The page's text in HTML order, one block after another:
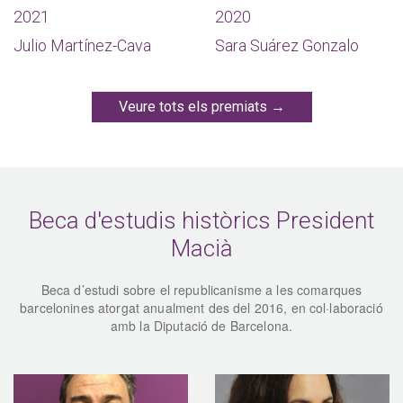
2021
Julio Martínez-Cava
2020
Sara Suárez Gonzalo
Veure tots els premiats →
Beca d'estudis històrics President
Macià
Beca d’estudi sobre el republicanisme a les comarques
barcelonines atorgat anualment des del 2016, en col·laboració
amb la Diputació de Barcelona.